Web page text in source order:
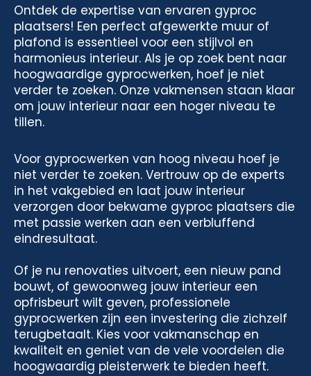
Ontdek de expertise van ervaren gyproc
plaatsers! Een perfect afgewerkte muur of
plafond is essentieel voor een stijlvol en
harmonieus interieur. Als je op zoek bent naar
hoogwaardige gyprocwerken, hoef je niet
verder te zoeken. Onze vakmensen staan klaar
om jouw interieur naar een hoger niveau te
tillen.
Voor gyprocwerken van hoog niveau hoef je
niet verder te zoeken. Vertrouw op de experts
in het vakgebied en laat jouw interieur
verzorgen door bekwame gyproc plaatsers die
met passie werken aan een verbluffend
eindresultaat.
Of je nu renovaties uitvoert, een nieuw pand
bouwt, of gewoonweg jouw interieur een
opfrisbeurt wilt geven, professionele
gyprocwerken zijn een investering die zichzelf
terugbetaalt. Kies voor vakmanschap en
kwaliteit en geniet van de vele voordelen die
hoogwaardig pleisterwerk te bieden heeft.